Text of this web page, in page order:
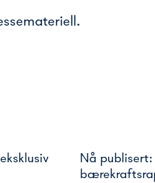
Nå publisert: